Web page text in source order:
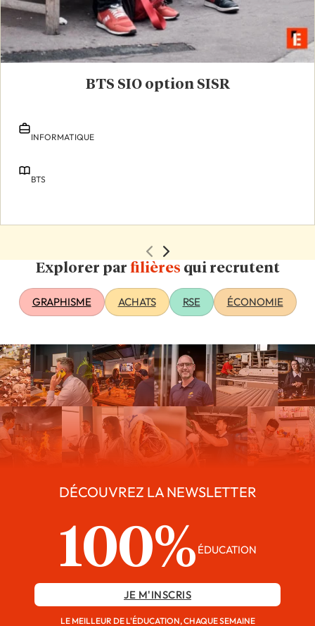
BTS SIO option SISR
INFORMATIQUE
BTS
Explorer par filières qui recrutent
GRAPHISME ACHATS RSE ÉCONOMIE
DÉCOUVREZ LA NEWSLETTER
100% ÉDUCATION
JE M'INSCRIS
LE MEILLEUR DE L'ÉDUCATION, CHAQUE SEMAINE